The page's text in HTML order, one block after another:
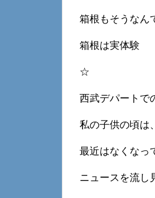
箱根もそうなん
箱根は実体験
☆
西武デパートで
私の子供の頃は
最近はなくなっ
ニュースを流し